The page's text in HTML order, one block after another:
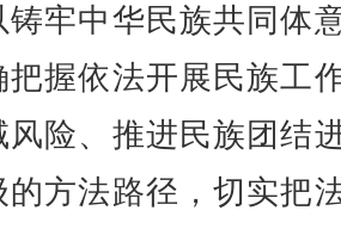
铸牢中华民族共同体
把握依法开展民族工
风险、推进民族团结
的方法路径，切实把